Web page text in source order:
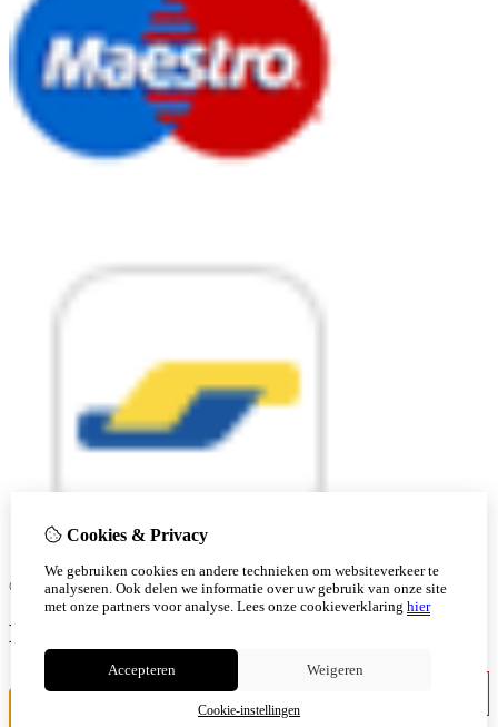
© Copyright 2026 |
Cookies & Privacy
We gebruiken cookies en andere technieken om websiteverkeer te
analyseren. Ook delen we informatie over uw gebruik van onze site
met onze partners voor analyse. Lees onze cookieverklaring hier
Accepteren Weigeren
Cookie-instellingen
Ben je 18 of ouder?